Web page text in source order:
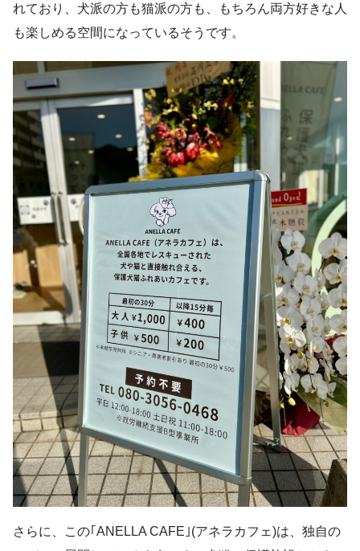
れており、犬派の方も猫派の方も、もちろん両方好きな人
も楽しめる空間になっているそうです。
さらに、この｢ANELLA CAFE｣(アネラカフェ)は、独自の